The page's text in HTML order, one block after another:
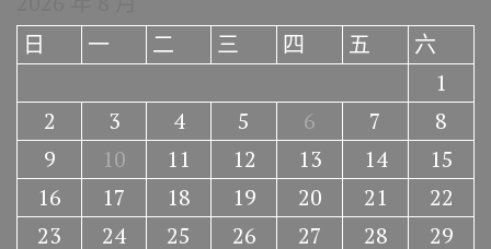
日
一 二 三 四 五
六
1
2
3 4 5 6 7
8
9
10 11 12 13 14
15
16
17 18 19 20 21
22
23
24 25 26 27 28
29